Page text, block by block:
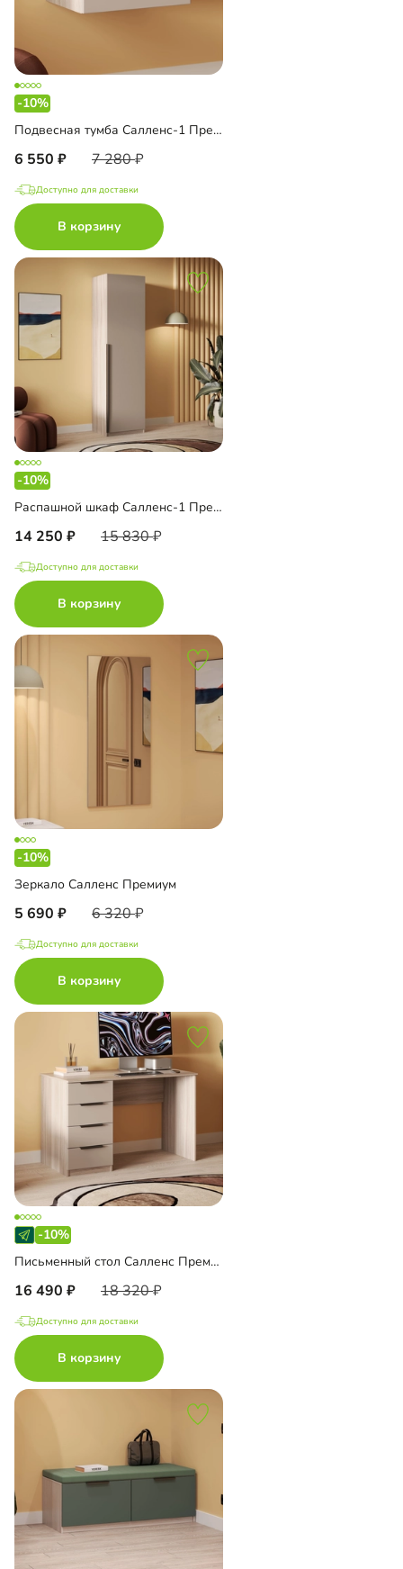
-10%
Подвесная тумба Салленс-1 Премиум
6 550 7 280
Доступно для доставки
В корзину
-10%
Распашной шкаф Салленс-1 Премиум
14 250 15 830
Доступно для доставки
В корзину
-10%
Зеркало Салленс Премиум
5 690 6 320
Доступно для доставки
В корзину
-10%
Письменный стол Салленс Премиум
16 490 18 320
Доступно для доставки
В корзину